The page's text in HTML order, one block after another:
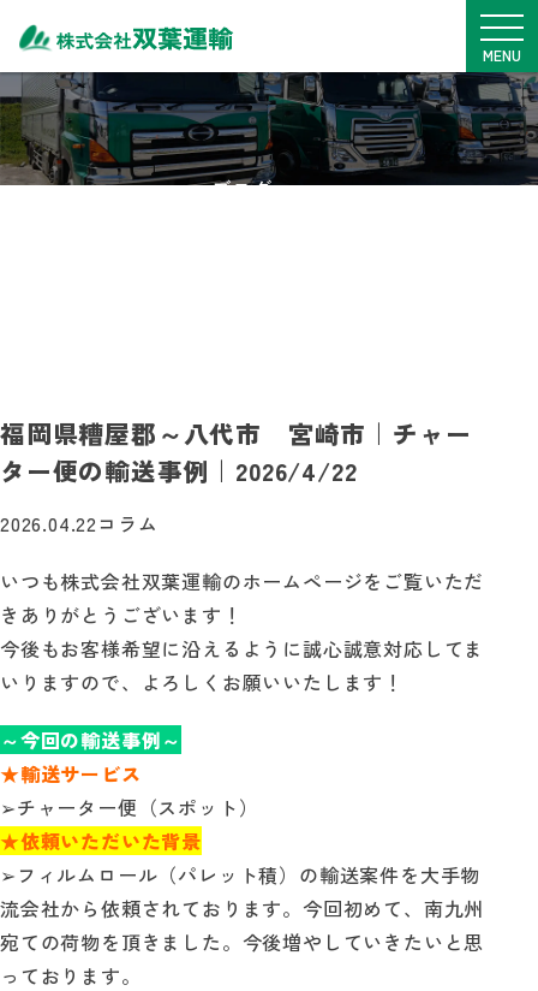
メニ
MENU
TOP
サービス内容
0968-76-1775
月~金
自動見積り
お問い合わせ
ブログ
福岡県糟屋郡～八代市 宮崎市｜チャー
ター便の輸送事例｜2026/4/22
2026.04.22コラム
いつも株式会社双葉運輸のホームページをご覧いただ
きありがとうございます！
今後もお客様希望に沿えるように誠心誠意対応してま
いりますので、よろしくお願いいたします！
～今回の輸送事例～
★輸送サービス
➢チャーター便（スポット）
★依頼いただいた背景
➢フィルムロール（パレット積）の輸送案件を大手物
流会社から依頼されております。今回初めて、南九州
宛ての荷物を頂きました。今後増やしていきたいと思
っております。